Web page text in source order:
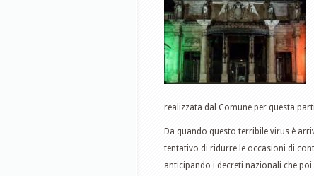
realizzata dal Comune per questa
Da quando questo terribile virus è
tentativo di ridurre le occasioni di
anticipando i decreti nazionali che